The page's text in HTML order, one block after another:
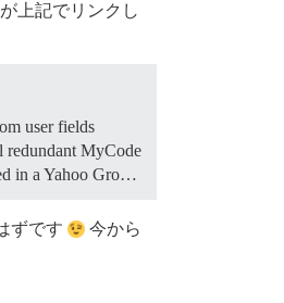
が上記でリンクし
user fields
redundant MyCode
in a Yahoo Gro…
ずです
今から